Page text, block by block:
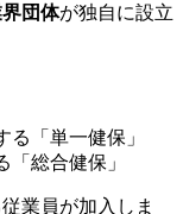
団体が独自に設立
「単一健保」
総合健保」
業員が加入しま